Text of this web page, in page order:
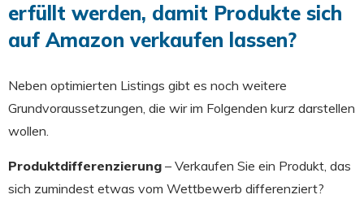
erfüllt werden, damit Produkte sich
auf Amazon verkaufen lassen?
Neben optimierten Listings gibt es noch weitere
Grundvoraussetzungen, die wir im Folgenden kurz darstellen
wollen.
Produktdifferenzierung – Verkaufen Sie ein Produkt, das
sich zumindest etwas vom Wettbewerb differenziert?